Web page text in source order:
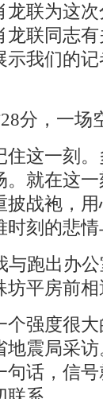
龙联为这
龙联同志
示我们的
，一场
这一刻。
。就在这
披战袍，
刻的悲情
跑出办公
平房前相
强度很大
地震局采
句话，信